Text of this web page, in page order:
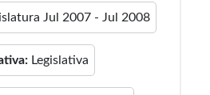
Jul 2007 - Jul 2008
Legislativa